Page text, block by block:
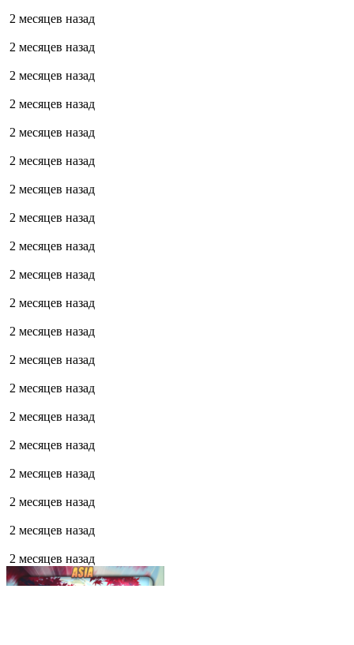
2 месяцев назад
2 месяцев назад
2 месяцев назад
2 месяцев назад
2 месяцев назад
2 месяцев назад
2 месяцев назад
2 месяцев назад
2 месяцев назад
2 месяцев назад
2 месяцев назад
2 месяцев назад
2 месяцев назад
2 месяцев назад
2 месяцев назад
2 месяцев назад
2 месяцев назад
2 месяцев назад
2 месяцев назад
2 месяцев назад